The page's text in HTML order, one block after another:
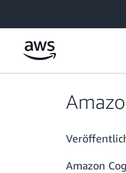
Amazon